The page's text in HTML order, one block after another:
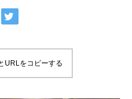
URLをコピーする